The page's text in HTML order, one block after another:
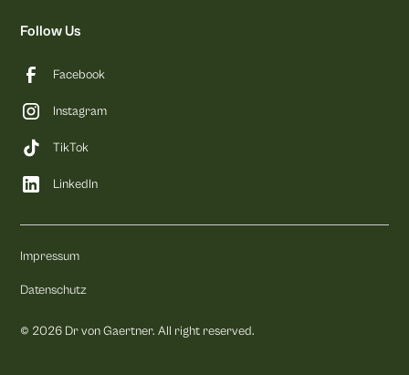
Follow Us
Facebook
Instagram
TikTok
LinkedIn
© 2026 Dr von Gaertner. All right reserved.
Impressum
Datenschutz